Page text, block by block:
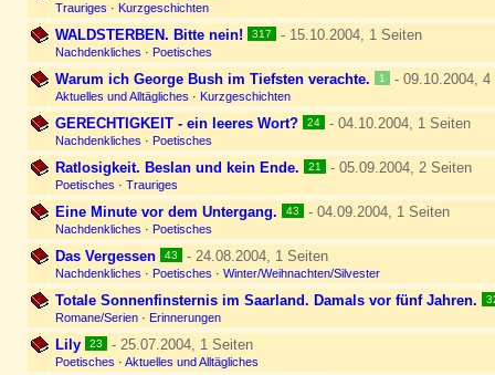
Trauriges · Kurzgeschichten
WALDSTERBEN. Bitte nein! 317 - 15.10.2004, 1 Seiten
Nachdenkliches · Poetisches
Warum ich George Bush im Tiefsten verachte. 1 - 09.10.2004, 4
Aktuelles und Alltägliches · Kurzgeschichten
GERECHTIGKEIT - ein leeres Wort? 24 - 04.10.2004, 1 Seiten
Nachdenkliches · Poetisches
Ratlosigkeit. Beslan und kein Ende. 21 - 05.09.2004, 2 Seiten
Poetisches · Trauriges
Eine Minute vor dem Untergang. 43 - 04.09.2004, 1 Seiten
Nachdenkliches · Poetisches
Das Vergessen 43 - 24.08.2004, 1 Seiten
Nachdenkliches · Poetisches · Winter/Weihnachten/Silvester
Totale Sonnenfinsternis im Saarland. Damals vor fünf Jahren.
Romane/Serien · Erinnerungen
Lily 23 - 25.07.2004, 1 Seiten
Poetisches · Aktuelles und Alltägliches